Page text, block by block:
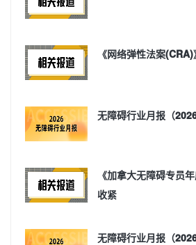
《网络弹性法案
无障碍行业月报（
《加拿大无障碍专员
收紧
无障碍行业月报（